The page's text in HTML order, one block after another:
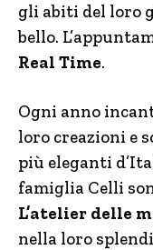
gli abiti del loro
bello.
Real Time.
Ogni anno
loro creazioni e
più eleganti
famiglia Celli
L’atelier delle
nella loro